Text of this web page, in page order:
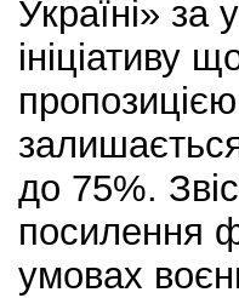
Україні» за
ініціативу
до 75%.
посилення
умовах